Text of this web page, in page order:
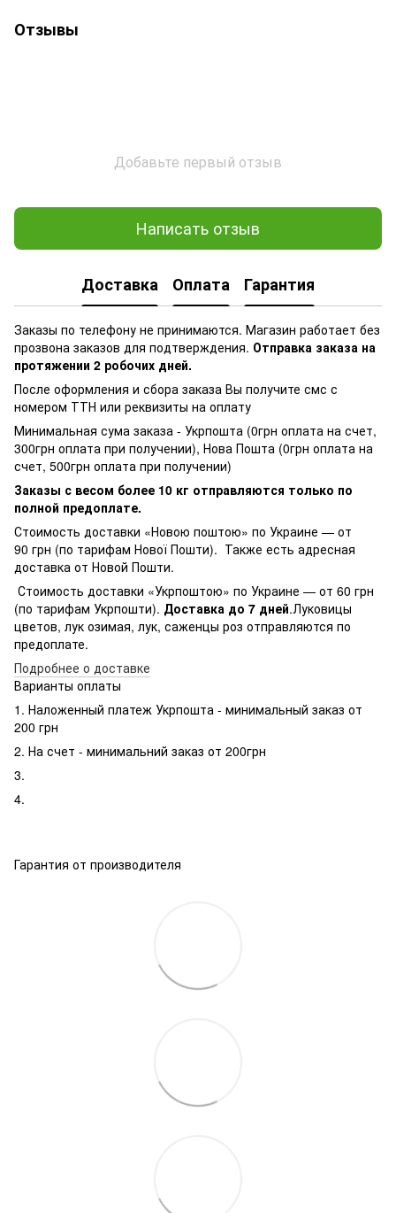
Отзывы
Добавьте первый отзыв
Написать отзыв
Доставка Оплата Гарантия
Заказы по телефону не принимаются. Магазин работает без
прозвона заказов для подтверждения. Отправка заказа на
протяжении 2 робочих дней.
После оформления и сбора заказа Вы получите смс с
номером ТТН или реквизиты на оплату
Минимальная сума заказа - Укрпошта (0грн оплата на счет,
300грн оплата при получении), Нова Пошта (0грн оплата на
счет, 500грн оплата при получении)
Заказы с весом более 10 кг отправляются только по
полной предоплате.
Стоимость доставки «Новою поштою» по Украине — от
90 грн (по тарифам Нової Пошти). Также есть адресная
доставка от Новой Пошти.
Стоимость доставки «Укрпоштою» по Украине — от 60 грн
(по тарифам Укрпошти). Доставка до 7 дней.Луковицы
цветов, лук озимая, лук, саженцы роз отправляются по
предоплате.
Подробнее о доставке
Варианты оплаты
1. Наложенный платеж Укрпошта - минимальный заказ от
200 грн
2. На счет - минимальний заказ от 200грн
3.
4.
Гарантия от производителя